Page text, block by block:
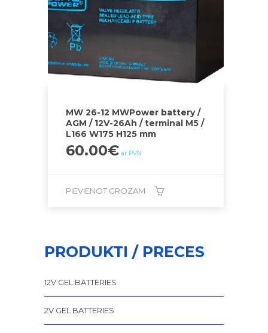
MW 26-12 MWPower battery /
AGM / 12V-26Ah / terminal M5 /
L166 W175 H125 mm
60.00€ ar PVN
PIEVIENOT GROZAM
PRODUKTI / PRECES
12V GEL BATTERIES
2V GEL BATTERIES